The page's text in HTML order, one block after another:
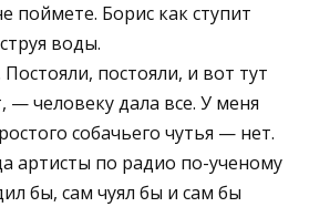
поймете. Борис как ступит
воды.
постояли, и вот тут
человеку дала все. У меня
собачьего чутья — нет.
артисты по радио по-ученому
бы, сам чуял бы и сам бы